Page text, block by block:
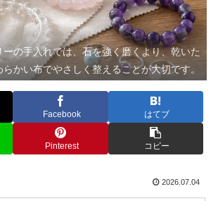
の手入れでは、石を強く磨くより、乾いた
らかい布でやさしく整えることが大切です。
Facebook はてブ
Pinterest コピー
2026.07.04